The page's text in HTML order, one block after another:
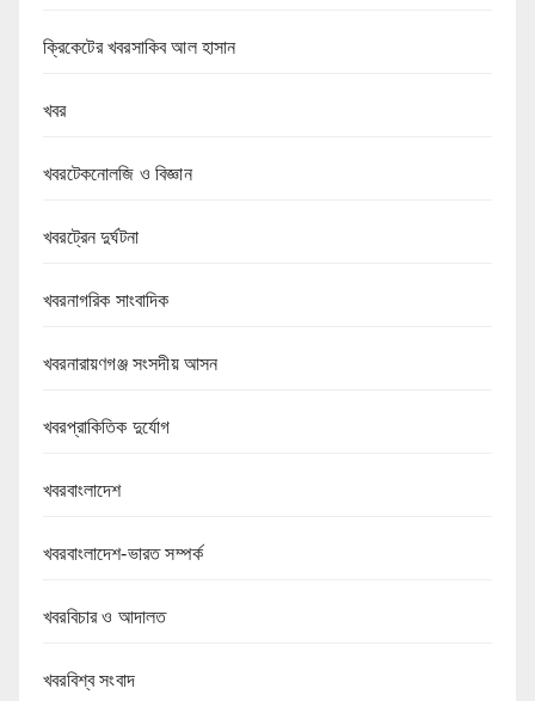
ক্রিকেটের খবরসাকিব আল হাসান
খবর
খবরটেকনোলজি ও বিজ্ঞান
খবরট্রেন দুর্ঘটনা
খবরনাগরিক সাংবাদিক
খবরনারায়ণগঞ্জ সংসদীয় আসন
খবরপ্রাকিতিক দুর্যোগ
খবরবাংলাদেশ
খবরবাংলাদেশ-ভারত সম্পর্ক
খবরবিচার ও আদালত
খবরবিশ্ব সংবাদ